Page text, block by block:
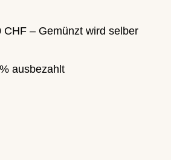
CHF – Gemünzt wird selber
ausbezahlt